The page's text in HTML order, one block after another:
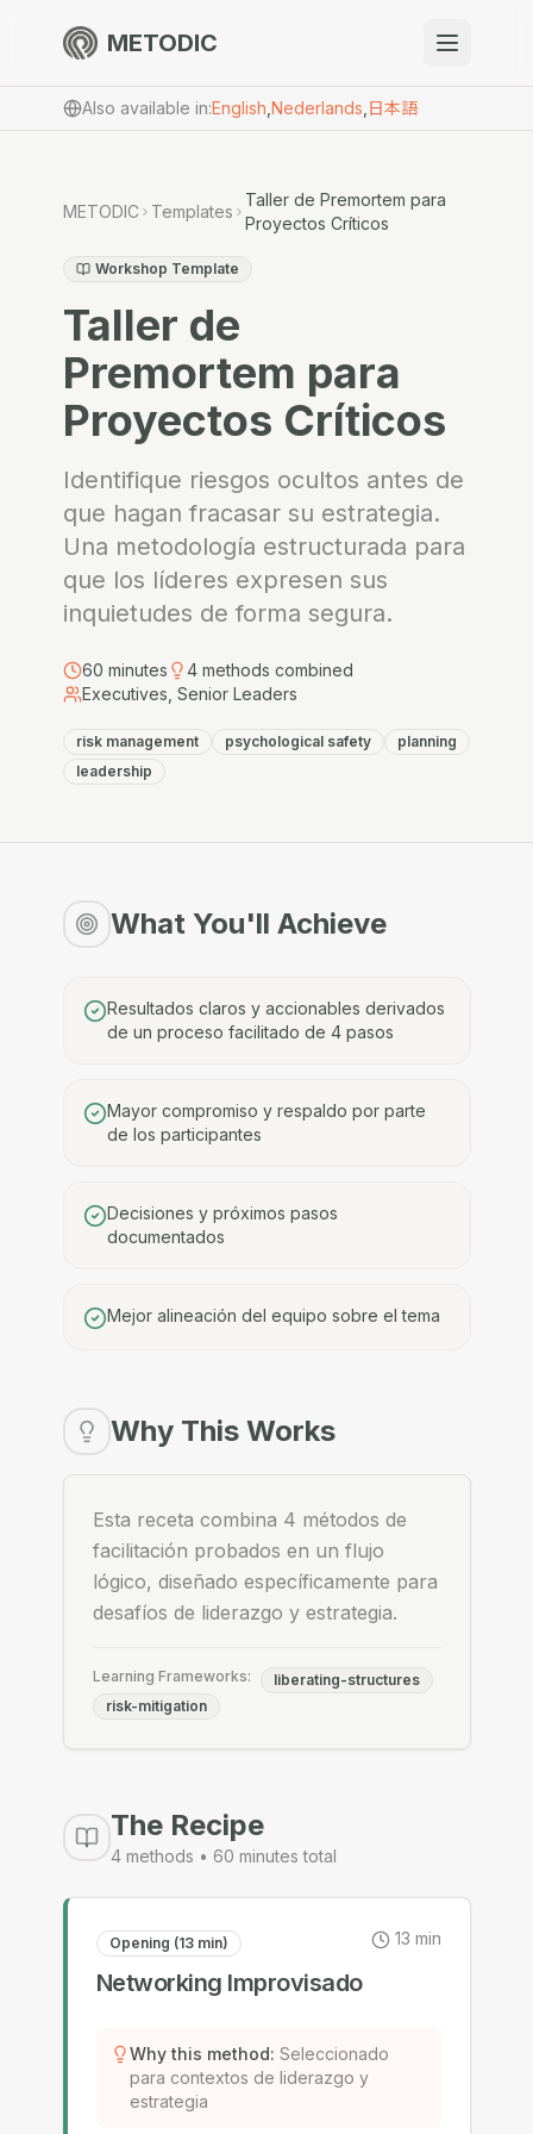
METODIC
When to use
About
Get Started
EN
Also available in:English Nederlands 日本語
METODIC Templates
Taller de Premortem para
Proyectos Críticos
Workshop Template
Taller de
Premortem para
Proyectos Críticos
Identifique riesgos ocultos antes de
que hagan fracasar su estrategia.
Una metodología estructurada para
que los líderes expresen sus
inquietudes de forma segura.
60 minutes 4 methods combined
Executives, Senior Leaders
risk management psychological safety
planning
leadership
What You'll Achieve
Resultados claros y accionables derivados
de un proceso facilitado de 4 pasos
Mayor compromiso y respaldo por parte
de los participantes
Decisiones y próximos pasos
documentados
Mejor alineación del equipo sobre el tema
Why This Works
Esta receta combina 4 métodos de
facilitación probados en un flujo
lógico, diseñado específicamente para
desafíos de liderazgo y estrategia.
Learning Frameworks:
liberating-structures
risk-mitigation
The Recipe
4methods • 60 minutes total
Opening (13 min)
Networking Improvisado
13 min
Why this method: Seleccionado
para contextos de liderazgo y
estrategia